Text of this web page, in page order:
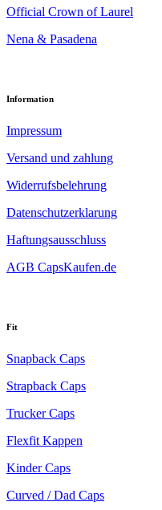
Official Crown of Laurel
Nena & Pasadena
Information
Impressum
Versand und zahlung
Widerrufsbelehrung
Datenschutzerklarung
Haftungsausschluss
AGB CapsKaufen.de
Fit
Snapback Caps
Strapback Caps
Trucker Caps
Flexfit Kappen
Kinder Caps
Curved / Dad Caps